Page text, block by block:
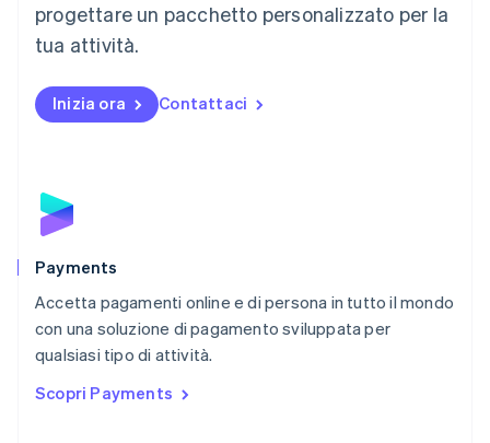
progettare un pacchetto personalizzato per la
tua attività.
Inizia ora Contattaci
Payments
Accetta pagamenti online e di persona in tutto il mondo
con una soluzione di pagamento sviluppata per
qualsiasi tipo di attività.
Scopri Payments
Messico
EspañolEnglish
English
Nuova Zelanda
Polonia
English
Português
English简体中文
Regno Unito
English
English